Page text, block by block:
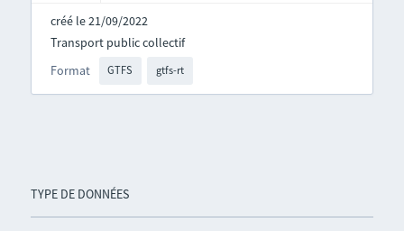
TYPE DE DONNÉES
créé le 21/09/2022
Format GTFS gtfs-rt
Transport public collectif